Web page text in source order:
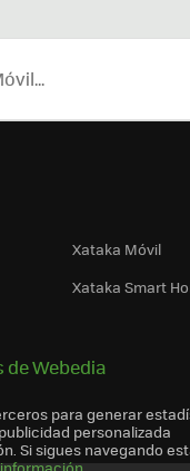
Xataka Móvil
Xataka Smart
Webedia
para generar
personalizada
Si sigues navegando